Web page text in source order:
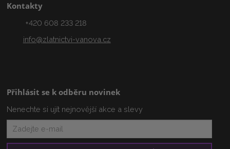
Kontakty
+420 608 233 218
info@zlatnictvi-vanova.cz
Přihlásit se k odběru novinek
Nenechte si ujít nejnovější akce a slevy